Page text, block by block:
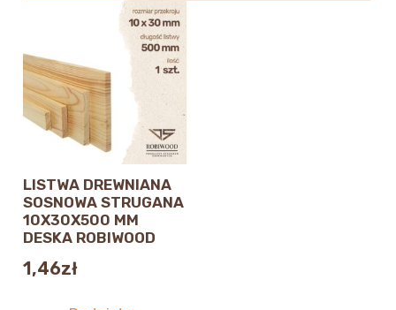
LISTWA DREWNIANA
SOSNOWA STRUGANA
10X30X500 MM
DESKA ROBIWOOD
1,46zł